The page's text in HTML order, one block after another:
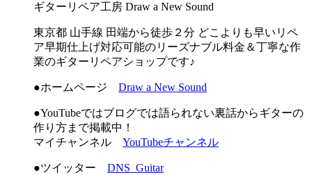
ギターリペア工房 Draw a New Sound
東京都 山手線 田端から徒歩２分 どこよりも早いリペ
ア早期仕上げ対応可能のリーズナブル料金＆丁寧な作
業のギターリペアショップです♪
●ホームページ Draw a New Sound
●YouTubeではブログでは語られない裏話からギターの
作り方まで掲載中！
マイチャンネル YouTubeチャンネル
●ツイッター DNS_Guitar